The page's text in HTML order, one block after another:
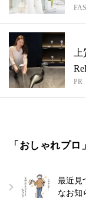
PR
「おしゃれプ
最近見
なお知